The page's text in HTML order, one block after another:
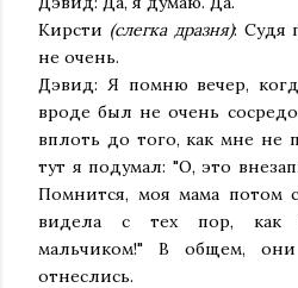
Кирсти (слегка дразня): Судя
не очень.
Дэвид: Я помню вечер,
вроде был не очень
вплоть до того, как мне не
тут я подумал: "О, это
Помнится, моя мама потом
видела с тех пор, как
мальчиком!" В общем,
отнеслись.